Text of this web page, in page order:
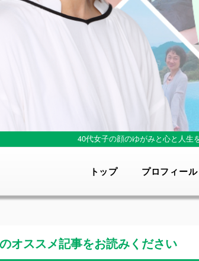
40代女子の顔のゆがみと心と人生
トップ プロフィール
オススメ記事をお読みください